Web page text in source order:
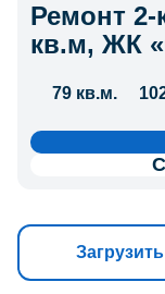
Ремонт 2-
кв.м, ЖК
79 кв.м.